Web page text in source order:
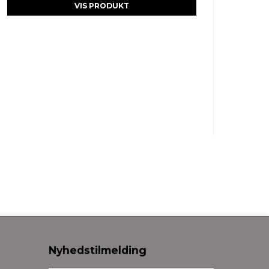
VIS PRODUKT
Nyhedstilmelding